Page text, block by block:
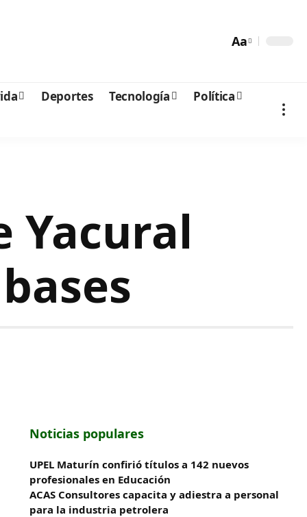
Aa
Deportes Tecnología
Política
Yacural
Noticias populares
UPEL Maturín confirió títulos a 142 nuevos
profesionales en Educación
ACAS Consultores capacita y adiestra a personal
para la industria petrolera